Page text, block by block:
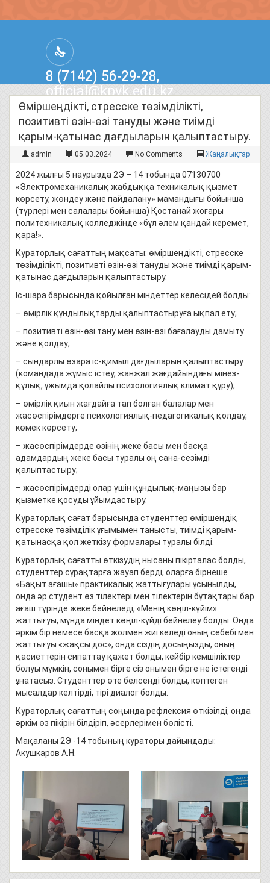
8 (7142) 56-29-28,
official@kpvk.edu.kz
г.Костанай, Проспект Кобыланды
Батыра, 3
Өміршеңдікті, стресске төзімділікті,
позитивті өзін-өзі тануды және тиімді
қарым-қатынас дағдыларын қалыптастыру.
admin 05.03.2024 No Comments Жаңалықтар
2024 жылғы 5 наурызда 2Э – 14 тобында 07130700
«Электромеханикалық жабдыққа техникалық қызмет
көрсету, жөндеу және пайдалану» мамандығы бойынша
(түрлері мен салалары бойынша) Қостанай жоғары
политехникалық колледжінде «бұл әлем қандай керемет,
қара!».
Кураторлық сағаттың мақсаты: өміршеңдікті, стресске
төзімділікті, позитивті өзін-өзі тануды және тиімді қарым-
қатынас дағдыларын қалыптастыру.
Іс-шара барысында қойылған міндеттер келесідей болды:
– өмірлік құндылықтарды қалыптастыруға ықпал ету;
– позитивті өзін-өзі тану мен өзін-өзі бағалауды дамыту
және қолдау;
– сындарлы өзара іс-қимыл дағдыларын қалыптастыру
(командада жұмыс істеу, жанжал жағдайындағы мінез-
құлық, ұжымда қолайлы психологиялық климат құру);
– өмірлік қиын жағдайға тап болған балалар мен
жасөспірімдерге психологиялық-педагогикалық қолдау,
көмек көрсету;
– жасөспірімдерде өзінің жеке басы мен басқа
адамдардың жеке басы туралы оң сана-сезімді
қалыптастыру;
– жасөспірімдерді олар үшін құндылық-маңызы бар
қызметке қосуды ұйымдастыру.
Кураторлық сағат барысында студенттер өміршеңдік,
стресске төзімділік ұғымымен танысты, тиімді қарым-
қатынасқа қол жеткізу формалары туралы білді.
Кураторлық сағатты өткізудің нысаны пікірталас болды,
студенттер сұрақтарға жауап берді, оларға бірнеше
«Бақыт ағашы» практикалық жаттығулары ұсынылды,
онда әр студент өз тілектері мен тілектерін бұтақтары бар
ағаш түрінде жеке бейнеледі, «Менің көңіл-күйім»
жаттығуы, мұнда міндет көңіл-күйді бейнелеу болды. Онда
әркім бір немесе басқа жолмен жиі келеді оның себебі мен
жаттығуы «жақсы дос», онда сіздің досыңызды, оның
қасиеттерін сипаттау қажет болды, кейбір кемшіліктер
болуы мүмкін, сонымен бірге сіз онымен бірге не істегенді
ұнатасыз. Студенттер өте белсенді болды, көптеген
мысалдар келтірді, тірі диалог болды.
Кураторлық сағаттың соңында рефлексия өткізілді, онда
әркім өз пікірін білдіріп, әсерлерімен бөлісті.
Мақаланы 2Э -14 тобының кураторы дайындады:
Акушкаров А.Н.